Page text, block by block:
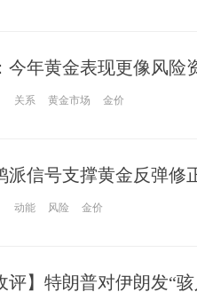
今年黄金表现更像风险
持其长期投资价值
关系 黄金市场 金价
派信号支撑黄金反弹修
动能 风险 金价
评】特朗普对伊朗发“